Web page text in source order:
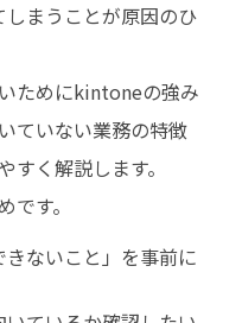
まうことが原因のひ
ためにkintoneの強み
ていない業務の特徴
すく解説します。
す。
ないこと」を事前に